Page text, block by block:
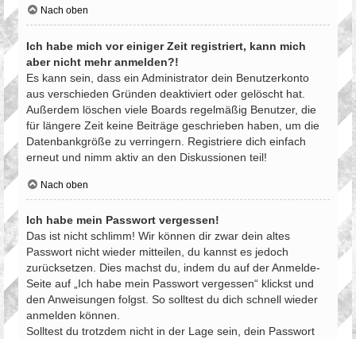
Nach oben
Ich habe mich vor einiger Zeit registriert, kann mich
aber nicht mehr anmelden?!
Es kann sein, dass ein Administrator dein Benutzerkonto
aus verschieden Gründen deaktiviert oder gelöscht hat.
Außerdem löschen viele Boards regelmäßig Benutzer, die
für längere Zeit keine Beiträge geschrieben haben, um die
Datenbankgröße zu verringern. Registriere dich einfach
erneut und nimm aktiv an den Diskussionen teil!
Nach oben
Ich habe mein Passwort vergessen!
Das ist nicht schlimm! Wir können dir zwar dein altes
Passwort nicht wieder mitteilen, du kannst es jedoch
zurücksetzen. Dies machst du, indem du auf der Anmelde-
Seite auf „Ich habe mein Passwort vergessen“ klickst und
den Anweisungen folgst. So solltest du dich schnell wieder
anmelden können.
Solltest du trotzdem nicht in der Lage sein, dein Passwort